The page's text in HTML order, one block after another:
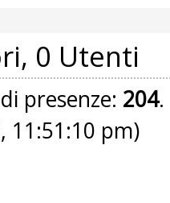
0 Utenti
presenze: 204
11:51:10 pm)